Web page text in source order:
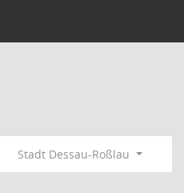
Stadt Dessau-Roßlau